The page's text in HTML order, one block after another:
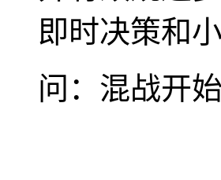
即时决策和
问：混战开